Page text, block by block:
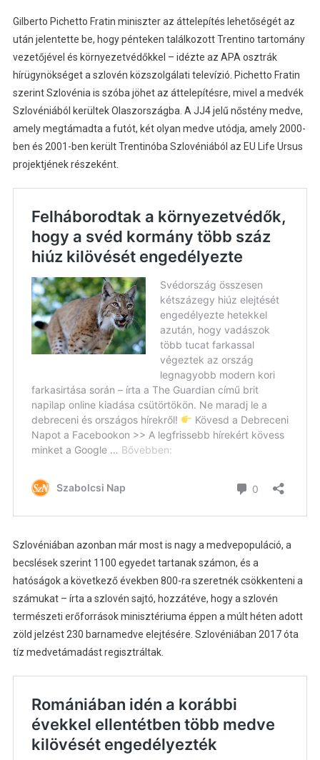
Gilberto Pichetto Fratin miniszter az áttelepítés lehetőségét az
után jelentette be, hogy pénteken találkozott Trentino tartomány
vezetőjével és környezetvédőkkel – idézte az APA osztrák
hírügynökséget a szlovén közszolgálati televízió. Pichetto Fratin
szerint Szlovénia is szóba jöhet az áttelepítésre, mivel a medvék
Szlovéniából kerültek Olaszországba. A JJ4 jelű nőstény medve,
amely megtámadta a futót, két olyan medve utódja, amely 2000-
ben és 2001-ben került Trentinóba Szlovéniából az EU Life Ursus
projektjének részeként.
Szlovéniában azonban már most is nagy a medvepopuláció, a
becslések szerint 1100 egyedet tartanak számon, és a
hatóságok a következő években 800-ra szeretnék csökkenteni a
számukat – írta a szlovén sajtó, hozzátéve, hogy a szlovén
természeti erőforrások minisztériuma éppen a múlt héten adott
zöld jelzést 230 barnamedve elejtésére. Szlovéniában 2017 óta
tíz medvetámadást regisztráltak.